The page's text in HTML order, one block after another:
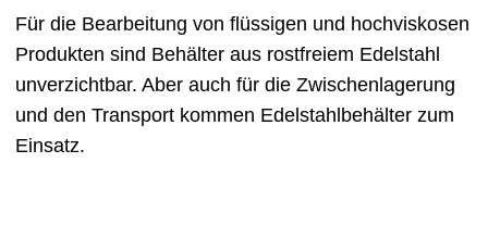
Für die Bearbeitung von flüssigen und hochviskosen
Produkten sind Behälter aus rostfreiem Edelstahl
unverzichtbar. Aber auch für die Zwischenlagerung
und den Transport kommen Edelstahlbehälter zum
Einsatz.